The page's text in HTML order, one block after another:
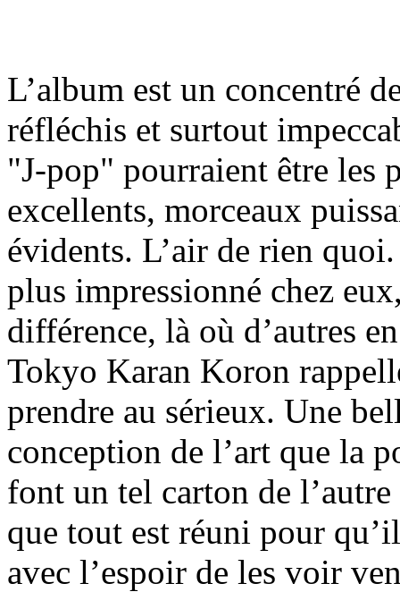
L’album est un concentré
réfléchis et surtout
"J-pop" pourraient être les
excellents, morceaux
évidents. L’air de rien
plus impressionné chez
différence, là où d’autres
Tokyo Karan Koron
prendre au sérieux. Une
conception de l’art que la
font un tel carton de
que tout est réuni pour
avec l’espoir de les voir